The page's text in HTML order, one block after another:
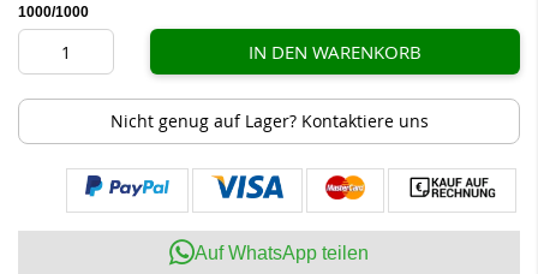
1000/1000
IN DEN WARENKORB
Nicht genug auf Lager? Kontaktiere uns
Auf WhatsApp teilen